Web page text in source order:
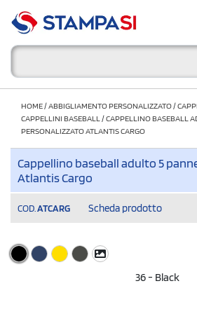
HOME/ABBIGLIAMENTO PERSONALIZZATO/
CAPPELLINI BASEBALL /CAPPELLINO BASEBALL
PERSONALIZZATO ATLANTIS CARGO
Cappellino baseball adulto 5
Atlantis Cargo
COD. ATCARG Scheda prodotto
36 - Black